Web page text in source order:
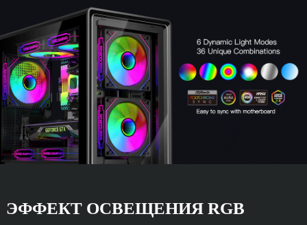
ЭФФЕКТ ОСВЕЩЕНИЯ RGB